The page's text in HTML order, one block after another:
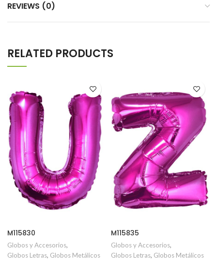
REVIEWS (0)
RELATED PRODUCTS
M115830
Globos y Accesorios,
Globos Letras, Globos Metálicos
M115835
Globos y Accesorios,
Globos Letras, Globos Metálicos